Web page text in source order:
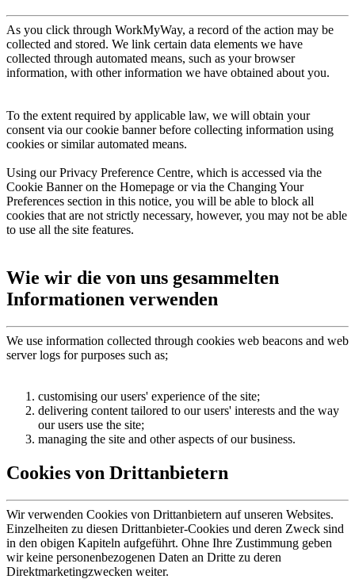
As you click through WorkMyWay, a record of the action may be
collected and stored. We link certain data elements we have
collected through automated means, such as your browser
information, with other information we have obtained about you.
To the extent required by applicable law, we will obtain your
consent via our cookie banner before collecting information using
cookies or similar automated means.
Using our Privacy Preference Centre, which is accessed via the
Cookie Banner on the Homepage or via the Changing Your
Preferences section in this notice, you will be able to block all
cookies that are not strictly necessary, however, you may not be able
to use all the site features.
Wie wir die von uns gesammelten
Informationen verwenden
We use information collected through cookies web beacons and web
server logs for purposes such as;
customising our users' experience of the site;
delivering content tailored to our users' interests and the way
our users use the site;
managing the site and other aspects of our business.
Cookies von Drittanbietern
Wir verwenden Cookies von Drittanbietern auf unseren Websites.
Einzelheiten zu diesen Drittanbieter-Cookies und deren Zweck sind
in den obigen Kapiteln aufgeführt. Ohne Ihre Zustimmung geben
wir keine personenbezogenen Daten an Dritte zu deren
Direktmarketingzwecken weiter.